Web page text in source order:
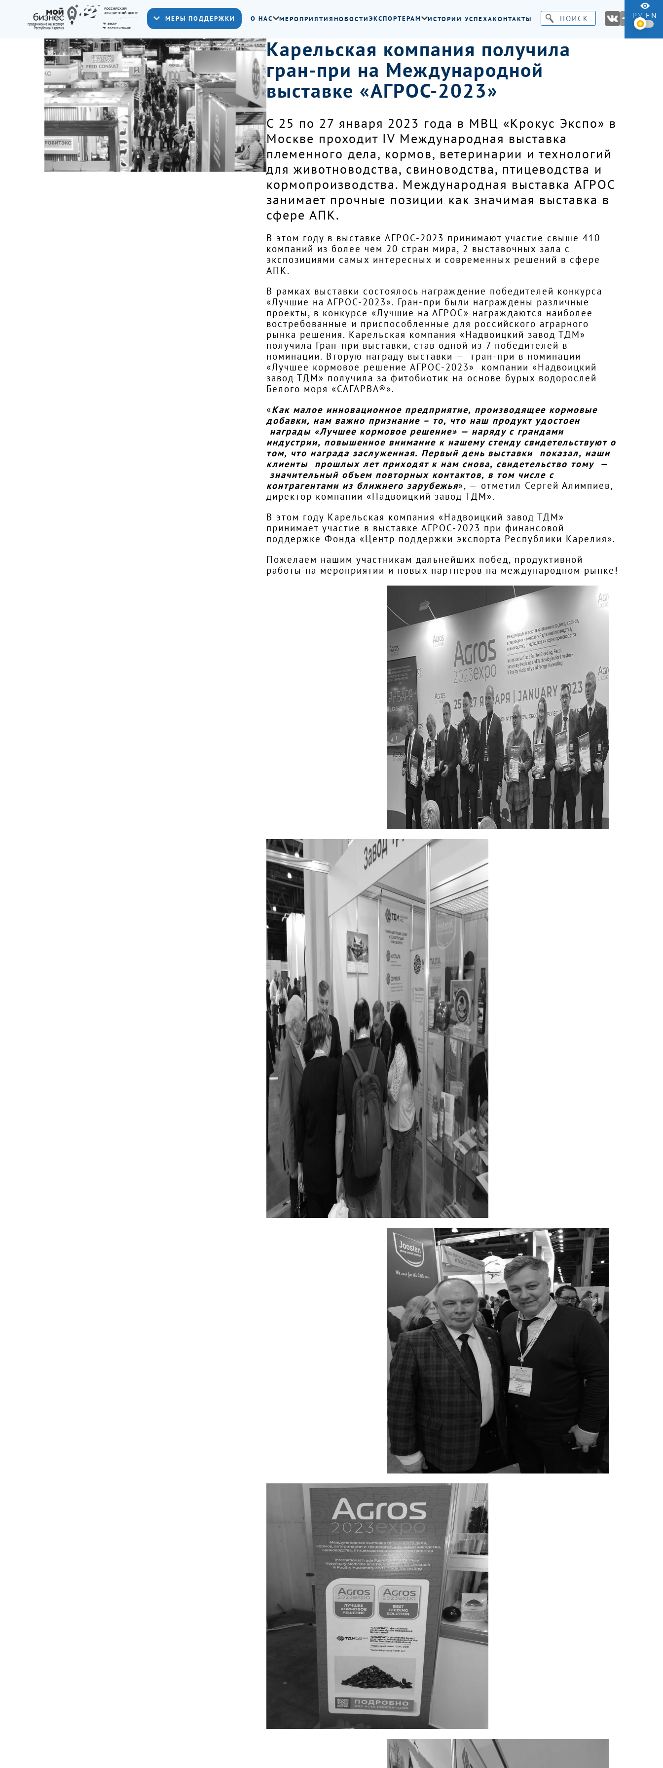
МЕРЫ ПОДДЕРЖКИ О НАС МЕРОПРИЯТИЯНОВОСТИЭКСПОРТЕРАМ ИСТОРИИ УСПЕХАКОНТАКТЫ РУ EN
Карельская компания получила
гран-при на Международной
выставке «АГРОС-2023»
С 25 по 27 января 2023 года в МВЦ «Крокус Экспо» в
Москве проходит IV Международная выставка
племенного дела, кормов, ветеринарии и технологий
для животноводства, свиноводства, птицеводства и
кормопроизводства. Международная выставка АГРОС
занимает прочные позиции как значимая выставка в
сфере АПК.
В этом году в выставке АГРОС-2023 принимают участие свыше 410
компаний из более чем 20 стран мира, 2 выставочных зала с
экспозициями самых интересных и современных решений в сфере
АПК.
В рамках выставки состоялось награждение победителей конкурса
«Лучшие на АГРОС-2023». Гран-при были награждены различные
проекты, в конкурсе «Лучшие на АГРОС» награждаются наиболее
востребованные и приспособленные для российского аграрного
рынка решения. Карельская компания «Надвоицкий завод ТДМ»
получила Гран-при выставки, став одной из 7 победителей в
номинации. Вторую награду выставки — гран-при в номинации
«Лучшее кормовое решение АГРОС-2023» компании «Надвоицкий
завод ТДМ» получила за фитобиотик на основе бурых водорослей
Белого моря «САГАРВА®».
«Как малое инновационное предприятие, производящее кормовые
добавки, нам важно признание – то, что наш продукт удостоен
награды «Лучшее кормовое решение» — наряду с грандами
индустрии, повышенное внимание к нашему стенду свидетельствуют о
том, что награда заслуженная. Первый день выставки показал, наши
клиенты прошлых лет приходят к нам снова, свидетельство тому —
значительный объем повторных контактов, в том числе с
контрагентами из ближнего зарубежья», — отметил Сергей Алимпиев,
директор компании «Надвоицкий завод ТДМ».
В этом году Карельская компания «Надвоицкий завод ТДМ»
принимает участие в выставке АГРОС-2023 при финансовой
поддержке Фонда «Центр поддержки экспорта Республики Карелия».
Пожелаем нашим участникам дальнейших побед, продуктивной
работы на мероприятии и новых партнеров на международном рынке!